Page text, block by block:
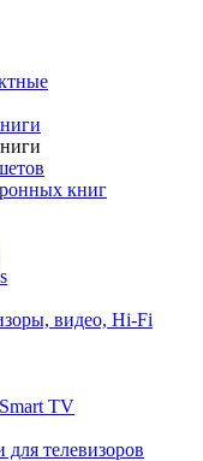
книг
видео, Hi-Fi
TV
телевизоров